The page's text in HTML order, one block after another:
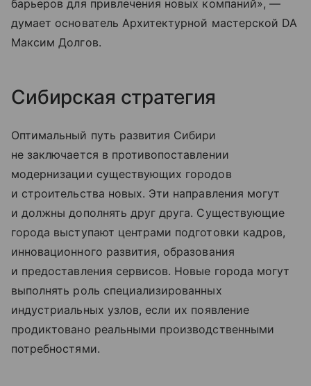
барьеров для привлечения новых компаний», —
думает основатель Архитектурной мастерской DA
Максим Долгов.
Сибирская стратегия
Оптимальный путь развития Сибири
не заключается в противопоставлении
модернизации существующих городов
и строительства новых. Эти направления могут
и должны дополнять друг друга. Существующие
города выступают центрами подготовки кадров,
инновационного развития, образования
и предоставления сервисов. Новые города могут
выполнять роль специализированных
индустриальных узлов, если их появление
продиктовано реальными производственными
потребностями.